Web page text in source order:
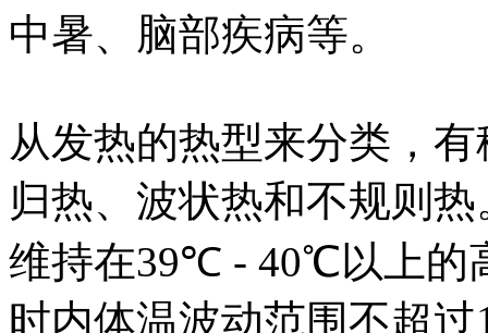
中暑、脑部疾病等。
从发热的热型来分类，
归热、波状热和不规则
维持在39℃ - 40℃以上的
时内体温波动范围不超